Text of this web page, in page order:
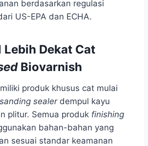
berdasarkan regulasi
US-EPA dan ECHA.
Lebih Dekat Cat
Biovarnish
produk khusus cat mulai
sanding sealerdempul kayu
plitur. Semua produk finishing
bahan-bahan yang
sesuai standar keamanan